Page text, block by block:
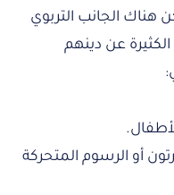
هناك الجانب التربوي
عن دينهم
أو الرسوم المتحركة